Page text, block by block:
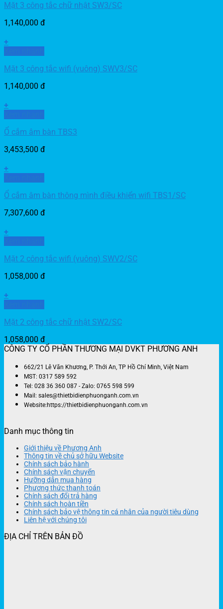
Mặt 3 công tắc chữ nhật SW3/SC
1,140,000 đ
+
Mặt 3 công tắc wifi (vuông) SWV3/SC
1,140,000 đ
+
Ổ cắm âm bàn TBS3
3,453,500 đ
+
Ổ cắm âm bàn thông mình điều khiển wifi TBS1/SC
7,307,600 đ
+
Mặt 2 công tắc wifi (vuông) SWV2/SC
1,058,000 đ
+
Mặt 2 công tắc chữ nhật SW2/SC
1,058,000 đ
CÔNG TY CỔ PHẦN THƯƠNG MẠI DVKT PHƯƠNG ANH
662/21 Lê Văn Khương, P. Thới An, TP Hồ Chí Minh, Việt Nam
MST: 0317 589 592
Tel: 028 36 360 087 - Zalo: 0765 598 599
Mail: sales@thietbidienphuonganh.com.vn
Website:https://thietbidienphuonganh.com.vn
Danh mục thông tin
Giới thiệu về Phương Anh
Thông tin về chủ sở hữu Website
Chính sách bảo hành
Chính sách vận chuyển
Hưỡng dẫn mua hàng
Phương thức thanh toán
Chính sách đổi trả hàng
Chính sách hoàn tiền
Chính sách bảo vệ thông tin cá nhân của người tiêu dùng
Liên hệ với chúng tôi
ĐỊA CHỈ TRÊN BẢN ĐỒ